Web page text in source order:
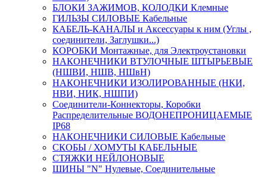
БЛОКИ ЗАЖИМОВ, КОЛОДКИ Клемные
ГИЛЬЗЫ СИЛОВЫЕ Кабельные
КАБЕЛЬ-КАНАЛЫ и Аксессуары к ним (Углы ,
соединители, Заглушки...)
КОРОБКИ Монтажные, для Электроустановки
НАКОНЕЧНИКИ ВТУЛОЧНЫЕ ШТЫРЬЕВЫЕ
(НШВИ, НШВ, НШвН)
НАКОНЕЧНИКИ ИЗОЛИРОВАННЫЕ (НКИ,
НВИ, НИК, НШПИ)
Соединители-Коннекторы, Коробки
Распределительные ВОДОНЕПРОНИЦАЕМЫЕ
IP68
НАКОНЕЧНИКИ СИЛОВЫЕ Кабельные
СКОБЫ / ХОМУТЫ КАБЕЛЬНЫЕ
СТЯЖКИ НЕЙЛОНОВЫЕ
ШИНЫ "N" Нулевые, Соединительные